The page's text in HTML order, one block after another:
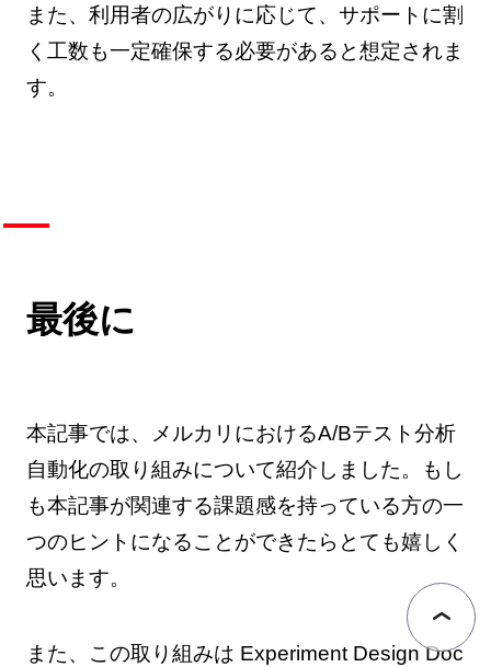
また、利用者の広がりに応じて、サポートに割
く工数も一定確保する必要があると想定されま
す。
最後に
本記事では、メルカリにおけるA/Bテスト分析
自動化の取り組みについて紹介しました。もし
も本記事が関連する課題感を持っている方の一
つのヒントになることができたらとても嬉しく
思います。
また、この取り組みは Experiment Design Doc